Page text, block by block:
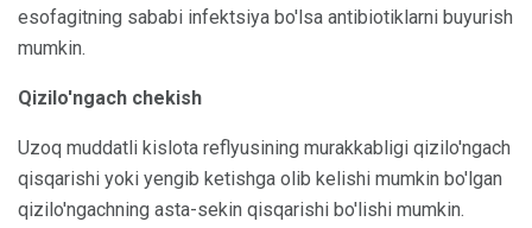
esofagitning sababi infektsiya bo'lsa antibiotiklarni buyurish
mumkin.
Qizilo'ngach chekish
Uzoq muddatli kislota reflyusining murakkabligi qizilo'ngach
qisqarishi yoki yengib ketishga olib kelishi mumkin bo'lgan
qizilo'ngachning asta-sekin qisqarishi bo'lishi mumkin.